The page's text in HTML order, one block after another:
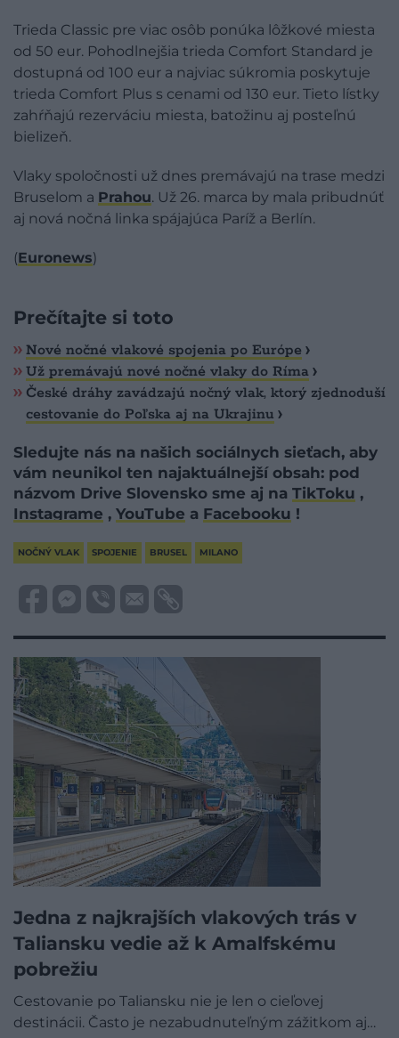
Trieda Classic pre viac osôb ponúka lôžkové miesta
od 50 eur. Pohodlnejšia trieda Comfort Standard je
dostupná od 100 eur a najviac súkromia poskytuje
trieda Comfort Plus s cenami od 130 eur. Tieto lístky
zahŕňajú rezerváciu miesta, batožinu aj posteľnú
bielizeň.
Vlaky spoločnosti už dnes premávajú na trase medzi
Bruselom a Prahou. Už 26. marca by mala pribudnúť
aj nová nočná linka spájajúca Paríž a Berlín.
(Euronews)
Prečítajte si toto
Nové nočné vlakové spojenia po Európe
Už premávajú nové nočné vlaky do Ríma
České dráhy zavádzajú nočný vlak, ktorý zjednoduší
cestovanie do Poľska aj na Ukrajinu
Sledujte nás na našich sociálnych sieťach, aby
vám neunikol ten najaktuálnejší obsah: pod
názvom Drive Slovensko sme aj na TikToku ,
Instagrame , YouTube a Facebooku !
NOČNÝ VLAK SPOJENIE BRUSEL MILANO
Jedna z najkrajších vlakových trás v
Taliansku vedie až k Amalfskému
pobrežiu
Cestovanie po Taliansku nie je len o cieľovej
destinácii. Často je nezabudnuteľným zážitkom aj…